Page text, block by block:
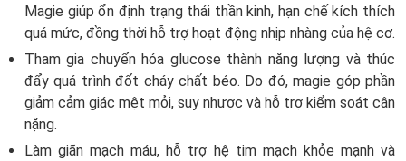
Magie giúp ổn định trạng thái thần kinh, hạn chế kích thích
quá mức, đồng thời hỗ trợ hoạt động nhịp nhàng của hệ cơ.
Tham gia chuyển hóa glucose thành năng lượng và thúc
đẩy quá trình đốt cháy chất béo. Do đó, magie góp phần
giảm cảm giác mệt mỏi, suy nhược và hỗ trợ kiểm soát cân
nặng.
Làm giãn mạch máu, hỗ trợ hệ tim mạch khỏe mạnh và